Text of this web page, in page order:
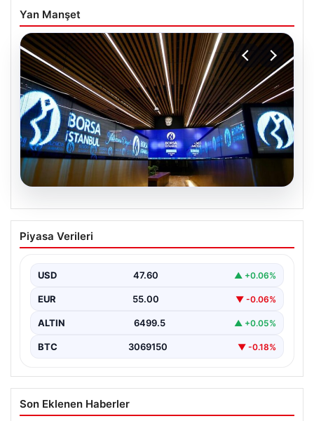
Yan Manşet
05.08.2026
Yatırım araçlarının haftalık performansı
nasıl oldu?
Piyasa Verileri
USD 47.60 ▲ +0.06%
EUR 55.00 ▼ -0.06%
ALTIN 6499.5 ▲ +0.05%
BTC 3069150 ▼ -0.18%
Son Eklenen Haberler